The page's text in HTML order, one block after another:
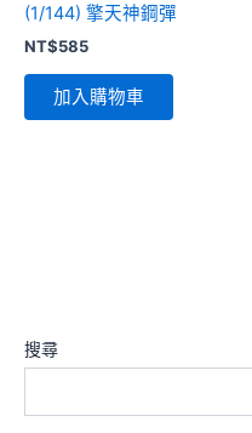
搜尋
(1/144) 擎天神鋼彈
NT$585
加入購物車